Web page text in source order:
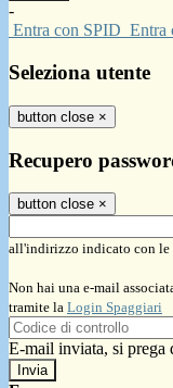
-
Entra con SPID Entra
Seleziona utente
button close ×
Recupero
button close ×
all'indirizzo indicato con le
Non hai una e-mail
tramite la Login Spaggiari
E-mail inviata, si prega